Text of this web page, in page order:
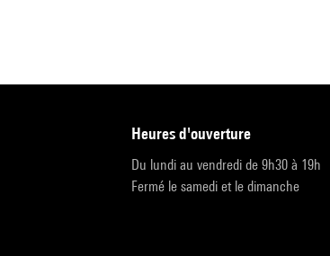
heures d'ouverture
Du lundi au vendredi de 9h30 à 19h
Fermé le samedi et le dimanche